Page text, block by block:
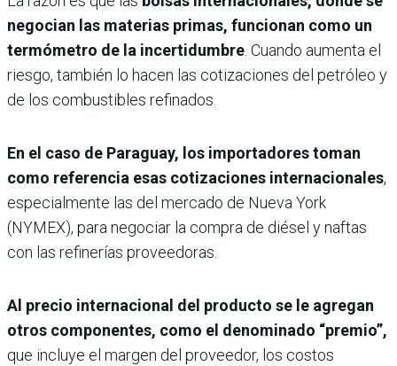
negocian las materias primas, funcionan como un
termómetro de la incertidumbre. Cuando aumenta el
riesgo, también lo hacen las cotizaciones del petróleo y
de los combustibles refinados.
En el caso de Paraguay, los importadores toman
como referencia esas cotizaciones internacionales,
especialmente las del mercado de Nueva York
(NYMEX), para negociar la compra de diésel y naftas
con las refinerías proveedoras.
Al precio internacional del producto se le agregan
otros componentes, como el denominado “premio”,
que incluye el margen del proveedor, los costos